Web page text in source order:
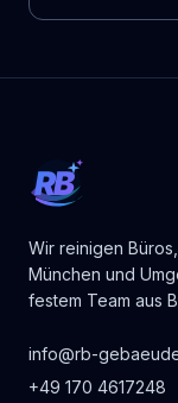
RB
Wir reinigen
München und
festem Team aus
info@rb-
+49 170 4617248